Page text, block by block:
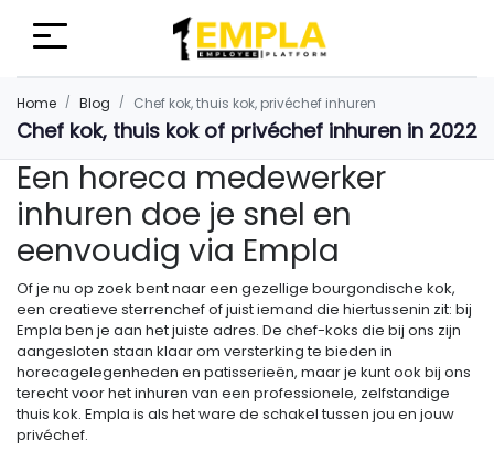
Home Blog Chef kok, thuis kok, privéchef inhuren
Chef kok, thuis kok of privéchef inhuren in 2022
Een horeca medewerker
inhuren doe je snel en
eenvoudig via Empla
Of je nu op zoek bent naar een gezellige bourgondische kok,
een creatieve sterrenchef of juist iemand die hiertussenin zit: bij
Empla ben je aan het juiste adres. De chef-koks die bij ons zijn
aangesloten staan klaar om versterking te bieden in
horecagelegenheden en patisserieën, maar je kunt ook bij ons
terecht voor het inhuren van een professionele, zelfstandige
thuis kok. Empla is als het ware de schakel tussen jou en jouw
privéchef.